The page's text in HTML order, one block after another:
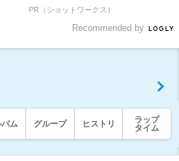
PR（ショットワークス）
Recommended by
バム グループ ヒストリ
ラップ
タイム